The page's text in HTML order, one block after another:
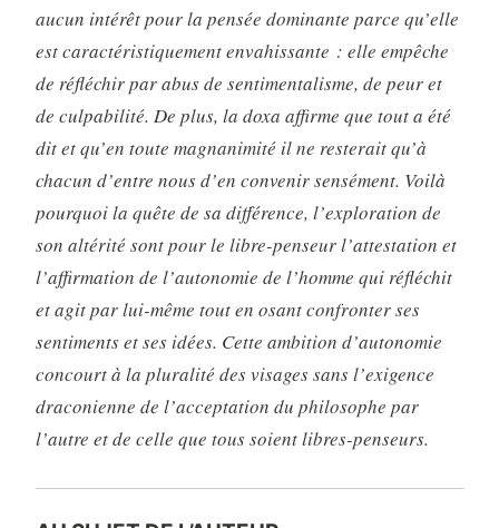
aucun intérêt pour la pensée dominante parce qu’elle
est caractéristiquement envahissante : elle empêche
de réfléchir par abus de sentimentalisme, de peur et
de culpa­bilité. De plus, la doxa affirme que tout a été
dit et qu’en toute magnanimité il ne resterait qu’à
chacun d’entre nous d’en con­venir sensément. Voilà
pourquoi la quête de sa différence, l’exploration de
son altérité sont pour le libre-penseur l’attes­tation et
l’affirmation de l’autonomie de l’homme qui réfléchit
et agit par lui-même tout en osant confronter ses
sentiments et ses idées. Cette ambition d’autonomie
concourt à la pluralité des visages sans l’exigence
draconienne de l’acceptation du philo­sophe par
l’autre et de celle que tous soient libres-penseurs.